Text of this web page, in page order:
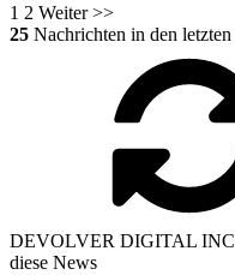
1 2 Weiter >>
25 Nachrichten in den
DEVOLVER DIGITAL INC-
diese News